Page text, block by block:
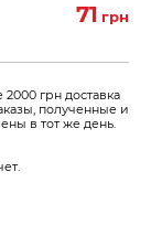
71 грн
грн доставка
полученные и
в тот же день.